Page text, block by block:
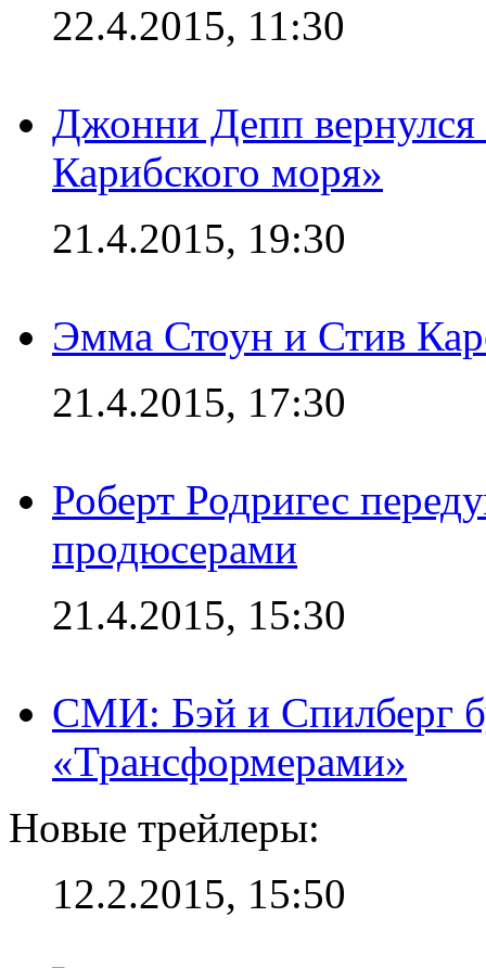
22.4.2015, 11:30
Джонни Депп
Карибского моря»
21.4.2015, 19:30
Эмма Стоун и Стив
21.4.2015, 17:30
Роберт Родригес
продюсерами
21.4.2015, 15:30
СМИ: Бэй и Спилберг
«Трансформерами»
Новые трейлеры:
12.2.2015, 15:50